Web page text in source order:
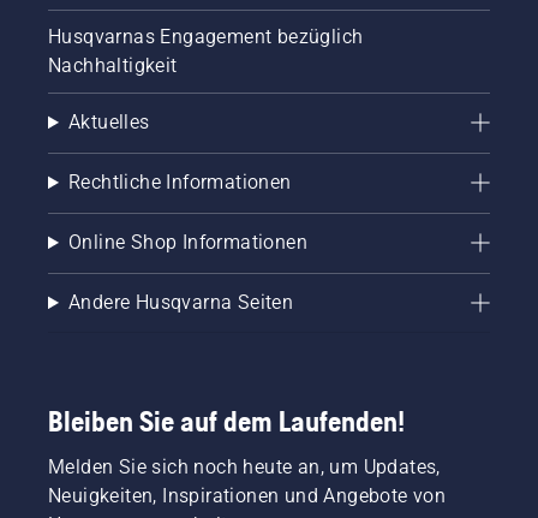
Husqvarnas Engagement bezüglich
Nachhaltigkeit
Aktuelles
Rechtliche Informationen
Online Shop Informationen
Andere Husqvarna Seiten
Bleiben Sie auf dem Laufenden!
Melden Sie sich noch heute an, um Updates,
Neuigkeiten, Inspirationen und Angebote von